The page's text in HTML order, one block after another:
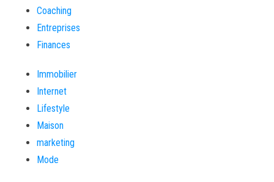
Coaching
Entreprises
Finances
Immobilier
Internet
Lifestyle
Maison
marketing
Mode